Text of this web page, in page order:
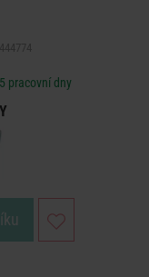
pracovní dny